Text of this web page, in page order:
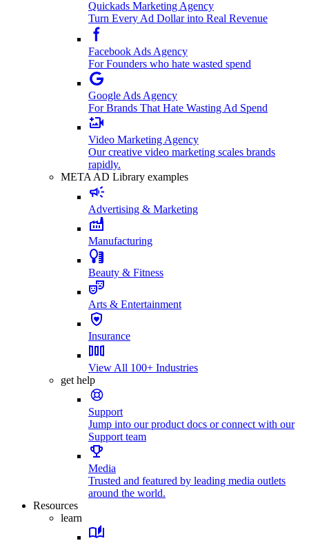
Quickads Marketing Agency
Turn Every Ad Dollar into Real Revenue
Facebook Ads Agency
For Founders who hate wasted spend
Google Ads Agency
For Brands That Hate Wasting Ad Spend
Video Marketing Agency
Our creative video marketing scales brands
rapidly.
META AD Library examples
Advertising & Marketing
Manufacturing
Beauty & Fitness
Arts & Entertainment
Insurance
View All 100+ Industries
get help
Support
Jump into our product docs or connect with our
Support team
Media
Trusted and featured by leading media outlets
around the world.
Resources
learn